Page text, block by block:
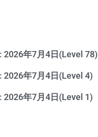
2026年7月4日(Level 78)
2026年7月4日(Level 4)
2026年7月4日(Level 1)